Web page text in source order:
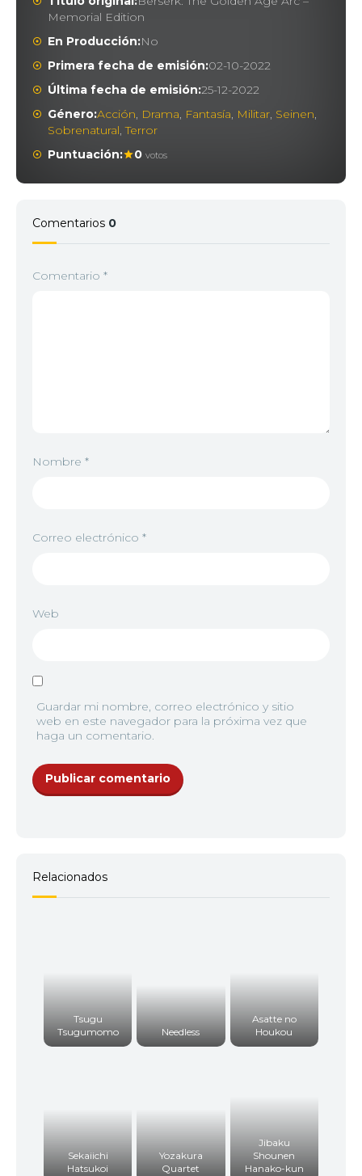
Memorial Edition
En Producción:No
Primera fecha de emisión:02-10-2022
Última fecha de emisión:25-12-2022
Género:Acción, Drama, Fantasía, Militar, Seinen,
Sobrenatural,Terror
Puntuación:
0 votos
Comentarios 0
Comentario *
Nombre *
Correo electrónico *
Web
Guardar mi nombre, correo electrónico y sitio
web en este navegador para la próxima vez que
haga un comentario.
Relacionados
Tsugu
Tsugumomo
Needless
Asatte no
Houkou
Sekaiichi
Hatsukoi
Yozakura
Quartet
Jibaku
Shounen
Hanako-kun